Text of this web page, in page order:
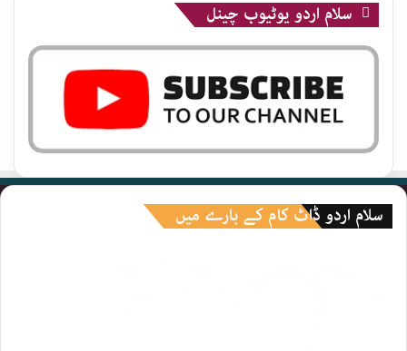
سلام اردو یوٹیوب چینل
سلام اردو ڈاٹ کام کے بارے میں